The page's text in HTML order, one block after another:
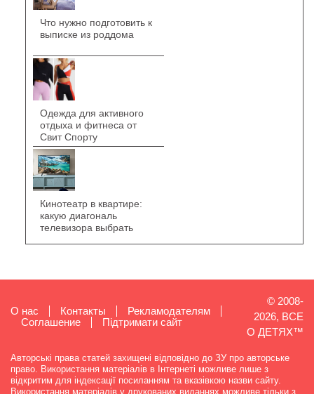
Что нужно подготовить к
выписке из роддома
Одежда для активного
отдыха и фитнеса от
Свит Спорту
Кинотеатр в квартире:
какую диагональ
телевизора выбрать
О нас Контакты
Рекламодателям
Cоглашение
Підтримати сайт
© 2008-
2026, ВСЕ
О ДЕТЯХ™
Авторські права статей захищені відповідно до ЗУ про авторське
право. Використання матеріалів в Інтернеті можливе лише з
відкритим для індексації посиланням та вказівкою назви сайту.
Використання матеріалів у друкованих виданнях можливе тільки з